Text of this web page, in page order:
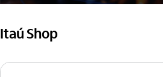
Itaú Shop